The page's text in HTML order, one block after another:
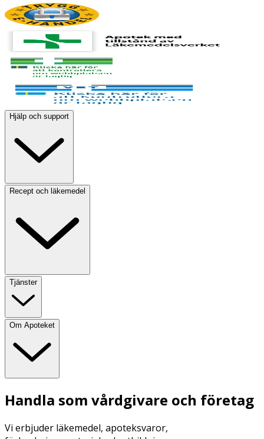
Hjälp och support
Recept och läkemedel
Tjänster
Om Apoteket
Handla som vårdgivare och företag
Vi erbjuder läkemedel, apoteksvaror,